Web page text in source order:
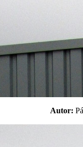
Autor: